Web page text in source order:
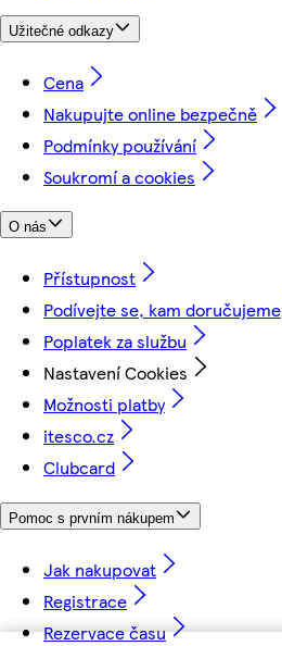
Užitečné odkazy
Cena
Nakupujte online bezpečně
Podmínky používání
Soukromí a cookies
O nás
Přístupnost
Podívejte se, kam doručujeme
Poplatek za službu
Nastavení Cookies
Možnosti platby
itesco.cz
Clubcard
Pomoc s prvním nákupem
Jak nakupovat
Registrace
Rezervace času